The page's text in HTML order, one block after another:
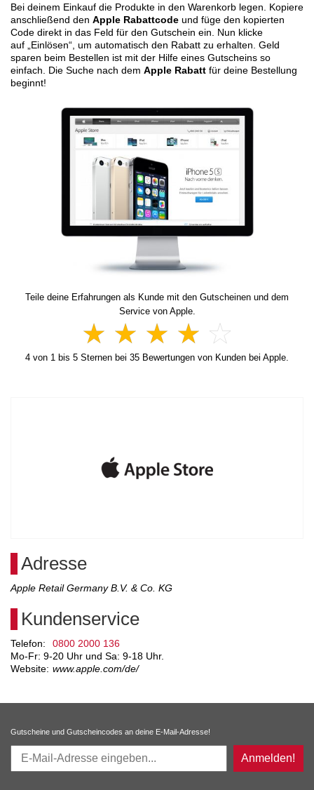
Bei deinem Einkauf die Produkte in den Warenkorb legen. Kopiere
anschließend den Apple Rabattcode und füge den kopierten
Code direkt in das Feld für den Gutschein ein. Nun klicke
auf „Einlösen“, um automatisch den Rabatt zu erhalten. Geld
sparen beim Bestellen ist mit der Hilfe eines Gutscheins so
einfach. Die Suche nach dem Apple Rabatt für deine Bestellung
beginnt!
Teile deine Erfahrungen als Kunde mit den Gutscheinen und dem
Service von Apple.
4 von 1 bis 5 Sternen bei 35 Bewertungen von Kunden bei Apple.
Adresse
Apple Retail Germany B.V. & Co. KG
Kundenservice
Telefon:
0800 2000 136
Mo-Fr: 9-20 Uhr und Sa: 9-18 Uhr.
Website: www.apple.com/de/
Gutscheine und Gutscheincodes an deine E-Mail-Adresse!
Anmelden!